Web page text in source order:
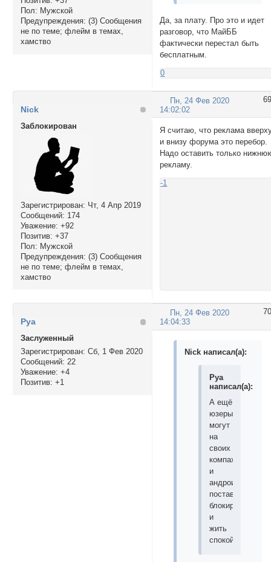
Пол: Мужской
Предупреждения: (3) Сообщения
не по теме; флейм в темах,
хамство
Да, за плату. Про это и идет
разговор, что МайББ
фактически перестал быть
бесплатным.
0
69
Пн, 24 Фев 2020
14:02:02
Nick
Заблокирован
Зарегистрирован: Чт, 4 Апр 2019
Сообщений: 174
Уважение: +92
Позитив: +37
Пол: Мужской
Предупреждения: (3) Сообщения
не по теме; флейм в темах,
хамство
Я считаю, что реклама
и внизу форума это перебор.
Надо оставить только
рекламу.
-1
70
Пн, 24 Фев 2020
14:04:33
Руа
Заслуженный
Зарегистрирован: Сб, 1 Фев 2020
Сообщений: 22
Уважение: +4
Позитив: +1
Nick написал(а):
Руа
написал(а):
А ещё
юзеры
могут
на
своих
компах
и
андроидах
поставить
блокировщик
и
жить
спокойно